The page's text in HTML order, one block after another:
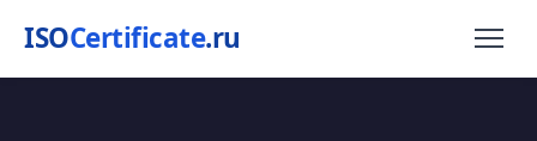
ISOCertificate.ru